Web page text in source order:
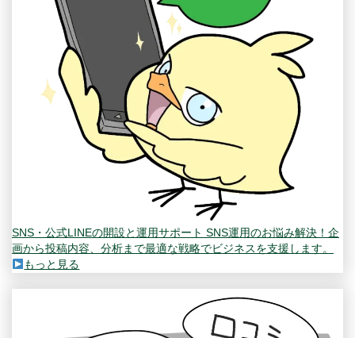
SNS・公式LINEの開設と運用サポート SNS運用のお悩み解決！企
画から投稿内容、分析まで最適な戦略でビジネスを支援します。
もっと見る